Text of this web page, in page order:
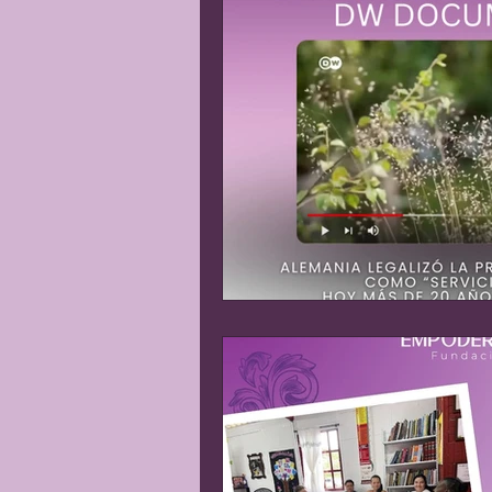
Matrimonio Infantil
Explotación sexual Líder
Justicia Social Revista